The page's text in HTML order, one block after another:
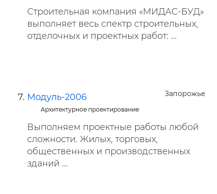
Строительная компания «МИДАС-БУД»
выполняет весь спектр строительных,
отделочных и проектных работ: ...
Запорожье
Модуль-2006
Архитектурное проектирование
Выполняем проектные работы любой
сложности. Жилых, торговых,
общественных и производственных
зданий ...